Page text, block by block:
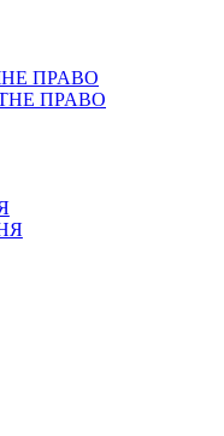
ПРАВО
ПРАВО